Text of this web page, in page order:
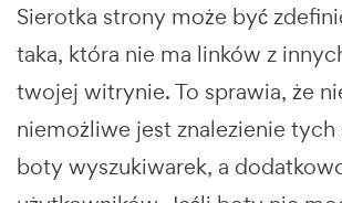
Sierotka strony może być
taka, która nie ma linków z
twojej witrynie. To sprawia, że
niemożliwe jest znalezienie tych
boty wyszukiwarek, a